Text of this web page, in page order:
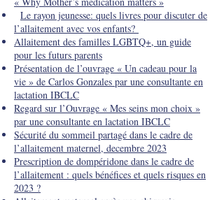
Le rayon jeunesse: quels livres pour discuter de
l’allaitement avec vos enfants?
Allaitement des familles LGBTQ+, un guide
pour les futurs parents
Présentation de l’ouvrage « Un cadeau pour la
vie » de Carlos Gonzales par une consultante en
lactation IBCLC
Regard sur l’Ouvrage « Mes seins mon choix »
par une consultante en lactation IBCLC
Sécurité du sommeil partagé dans le cadre de
l’allaitement maternel, decembre 2023
Prescription de dompéridone dans le cadre de
l’allaitement : quels bénéfices et quels risques en
2023 ?